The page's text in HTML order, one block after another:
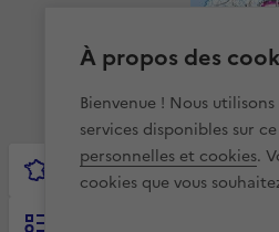
À propos des
Bienvenue ! Nous
services disponibles sur
personnelles et cookies.
cookies que vous